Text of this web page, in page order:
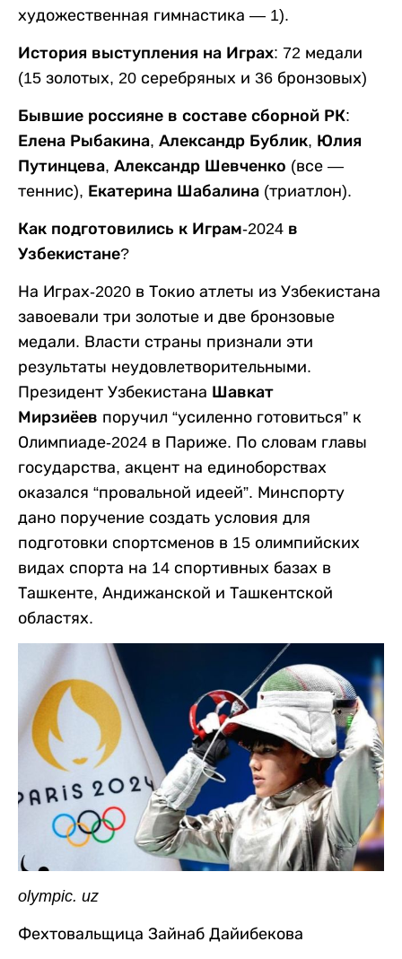
художественная гимнастика — 1).
История выступления на Играх: 72 медали
(15 золотых, 20 серебряных и 36 бронзовых)
Бывшие россияне в составе сборной РК:
Елена Рыбакина, Александр Бублик, Юлия
Путинцева, Александр Шевченко (все —
теннис), Екатерина Шабалина (триатлон).
Как подготовились к Играм-2024 в
Узбекистане?
На Играх-2020 в Токио атлеты из Узбекистана
завоевали три золотые и две бронзовые
медали. Власти страны признали эти
результаты неудовлетворительными.
Президент Узбекистана Шавкат
Мирзиёев поручил “усиленно готовиться” к
Олимпиаде-2024 в Париже. По словам главы
государства, акцент на единоборствах
оказался “провальной идеей”. Минспорту
дано поручение создать условия для
подготовки спортсменов в 15 олимпийских
видах спорта на 14 спортивных базах в
Ташкенте, Андижанской и Ташкентской
областях.
olympic. uz
Фехтовальщица Зайнаб Дайибекова